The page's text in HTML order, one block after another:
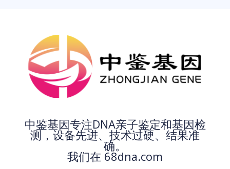
中鉴基因专注DNA亲子鉴定和基因检
测，设备先进、技术过硬、结果准
确。
我们在 68dna.com